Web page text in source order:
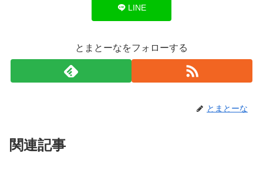
LINE
とまとーなをフォローする
とまとーな
関連記事